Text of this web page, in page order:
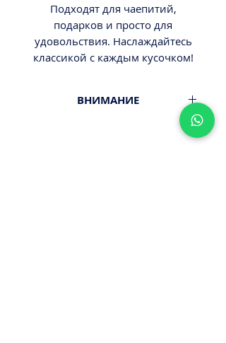
Подходят для чаепитий,
подарков и просто для
удовольствия. Наслаждайтесь
классикой с каждым кусочком!
ВНИМАНИЕ
Минимальный заказ от 300ш.